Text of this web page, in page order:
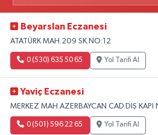
Beyarslan Eczanesi
ATATÜRK MAH.209 SK.NO:12
0 (530) 635 50 65 Yol Tarifi Al
Yaviç Eczanesi
MERKEZ MAH.AZERBAYCAN CAD.DIŞ KAPI
0 (501) 596 22 65 Yol Tarifi Al